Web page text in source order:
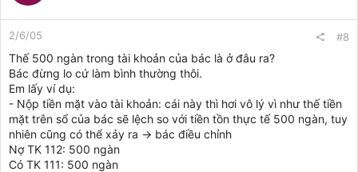
2/6/05 #8
Thế 500 ngàn trong tài khoản của bác là ở đâu ra?
Bác đừng lo cứ làm bình thường thôi.
Em lấy ví dụ:
- Nộp tiền mặt vào tài khoản: cái này thì hơi vô lý vì như thế tiền
mặt trên sổ của bác sẽ lệch so với tiền tồn thực tế 500 ngàn, tuy
nhiên cũng có thể xảy ra -> bác điều chỉnh
Nợ TK 112: 500 ngàn
Có TK 111: 500 ngàn